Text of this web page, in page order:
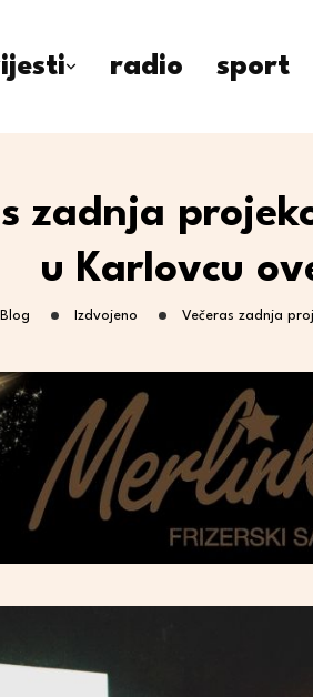
radio sport
zadnja
u Karlovcu
Blog Izdvojeno Večeras zadnja